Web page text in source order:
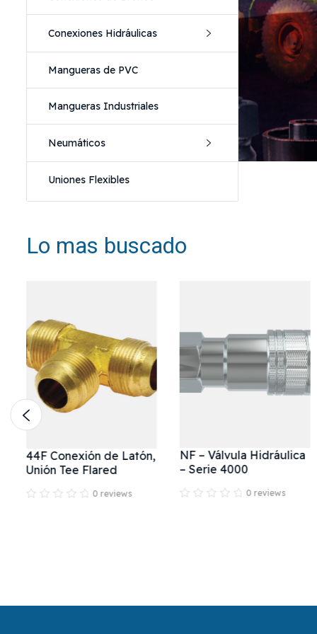
Conexiones Hidráulicas
Mangueras de PVC
Mangueras Industriales
Neumáticos
Uniones Flexibles
SOLUCIONES HIDRÁULICAS,
Años de experiencia respaldando proyectos en
Lo mas buscado
44F Conexión de Latón,
Unión Tee Flared
0 reviews
NF – Válvula Hidráulica
– Serie 4000
0 reviews